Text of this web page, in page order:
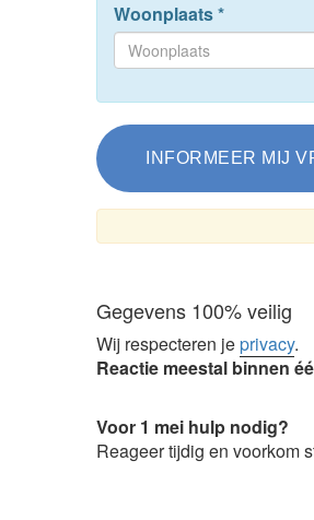
Woonplaats*
Gegevens 100% veilig
Wij respecteren jeprivacy.
Reactie meestal binnen
Voor 1 mei hulp nodig?
Reageer tijdig en voorkom